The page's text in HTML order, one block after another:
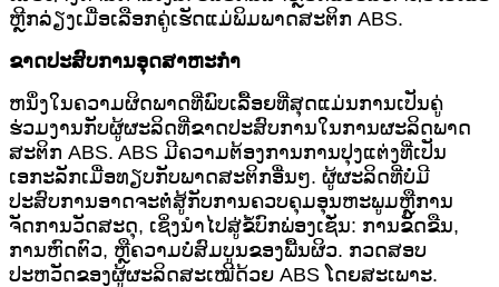
ຫຼີກລ່ຽງເມື່ອເລືອກຄູ່ເຮັດແມ່ພິມພາດສະຕິກ ABS.
ຂາດປະສົບການອຸດສາຫະກໍາ
ຫນຶ່ງໃນຄວາມຜິດພາດທີ່ພົບເລື້ອຍທີ່ສຸດແມ່ນການເປັນຄູ່
ຮ່ວມງານກັບຜູ້ຜະລິດທີ່ຂາດປະສົບການໃນການຜະລິດພາດ
ສະຕິກ ABS. ABS ມີຄວາມຕ້ອງການການປຸງແຕ່ງທີ່ເປັນ
ເອກະລັກເມື່ອທຽບກັບພາດສະຕິກອື່ນໆ. ຜູ້ຜະລິດທີ່ບໍ່ມີ
ປະສົບການອາດຈະຕໍ່ສູ້ກັບການຄວບຄຸມອຸນຫະພູມຫຼືການ
ຈັດການວັດສະດຸ, ເຊິ່ງນໍາໄປສູ່ຂໍ້ບົກພ່ອງເຊັ່ນ: ການຂັດຂືນ,
ການຫົດຕົວ, ຫຼືຄວາມບໍ່ສົມບູນຂອງພື້ນຜິວ. ກວດສອບ
ປະຫວັດຂອງຜູ້ຜະລິດສະເໝີດ້ວຍ ABS ໂດຍສະເພາະ.